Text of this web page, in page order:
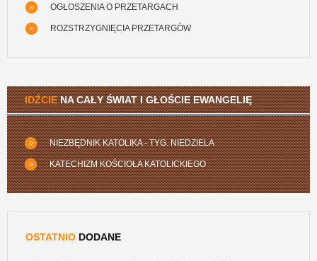
OGŁOSZENIA O PRZETARGACH
ROZSTRZYGNIĘCIA PRZETARGÓW
IDŹCIENA CAŁY ŚWIAT I GŁOŚCIE EWANGELIĘ
NIEZBĘDNIK KATOLIKA - TYG. NIEDZIELA
KATECHIZM KOŚCIOŁA KATOLICKIEGO
OSTATNIO DODANE